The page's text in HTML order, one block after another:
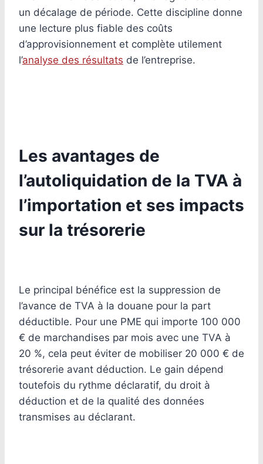
un décalage de période. Cette discipline donne
une lecture plus fiable des coûts
d’approvisionnement et complète utilement
l’analyse des résultats de l’entreprise.
Les avantages de
l’autoliquidation de la TVA à
l’importation et ses impacts
sur la trésorerie
Le principal bénéfice est la suppression de
l’avance de TVA à la douane pour la part
déductible. Pour une PME qui importe 100 000
€ de marchandises par mois avec une TVA à
20 %, cela peut éviter de mobiliser 20 000 € de
trésorerie avant déduction. Le gain dépend
toutefois du rythme déclaratif, du droit à
déduction et de la qualité des données
transmises au déclarant.